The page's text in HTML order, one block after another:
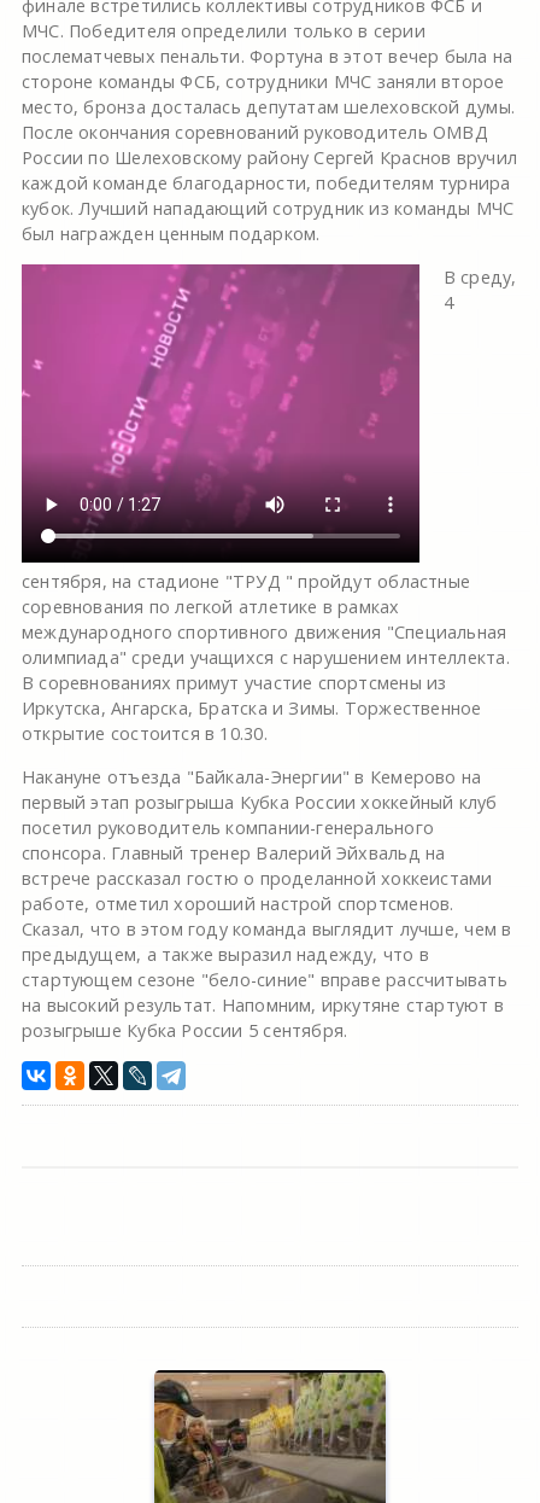
финале встретились коллективы сотрудников ФСБ и
МЧС. Победителя определили только в серии
послематчевых пенальти. Фортуна в этот вечер была на
стороне команды ФСБ, сотрудники МЧС заняли второе
место, бронза досталась депутатам шелеховской думы.
После окончания соревнований руководитель ОМВД
России по Шелеховскому району Сергей Краснов вручил
каждой команде благодарности, победителям турнира
кубок. Лучший нападающий сотрудник из команды МЧС
был награжден ценным подарком.
В среду,
4
сентября, на стадионе "ТРУД " пройдут областные
соревнования по легкой атлетике в рамках
международного спортивного движения "Специальная
олимпиада" среди учащихся с нарушением интеллекта.
В соревнованиях примут участие спортсмены из
Иркутска, Ангарска, Братска и Зимы. Торжественное
открытие состоится в 10.30.
Накануне отъезда "Байкала-Энергии" в Кемерово на
первый этап розыгрыша Кубка России хоккейный клуб
посетил руководитель компании-генерального
спонсора. Главный тренер Валерий Эйхвальд на
встрече рассказал гостю о проделанной хоккеистами
работе, отметил хороший настрой спортсменов.
Сказал, что в этом году команда выглядит лучше, чем в
предыдущем, а также выразил надежду, что в
стартующем сезоне "бело-синие" вправе рассчитывать
на высокий результат. Напомним, иркутяне стартуют в
розыгрыше Кубка России 5 сентября.